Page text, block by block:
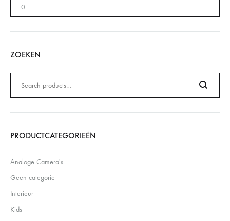
ZOEKEN
naar:
Search
PRODUCTCATEGORIEËN
Analoge Camera's
Geen categorie
Interieur
Kids